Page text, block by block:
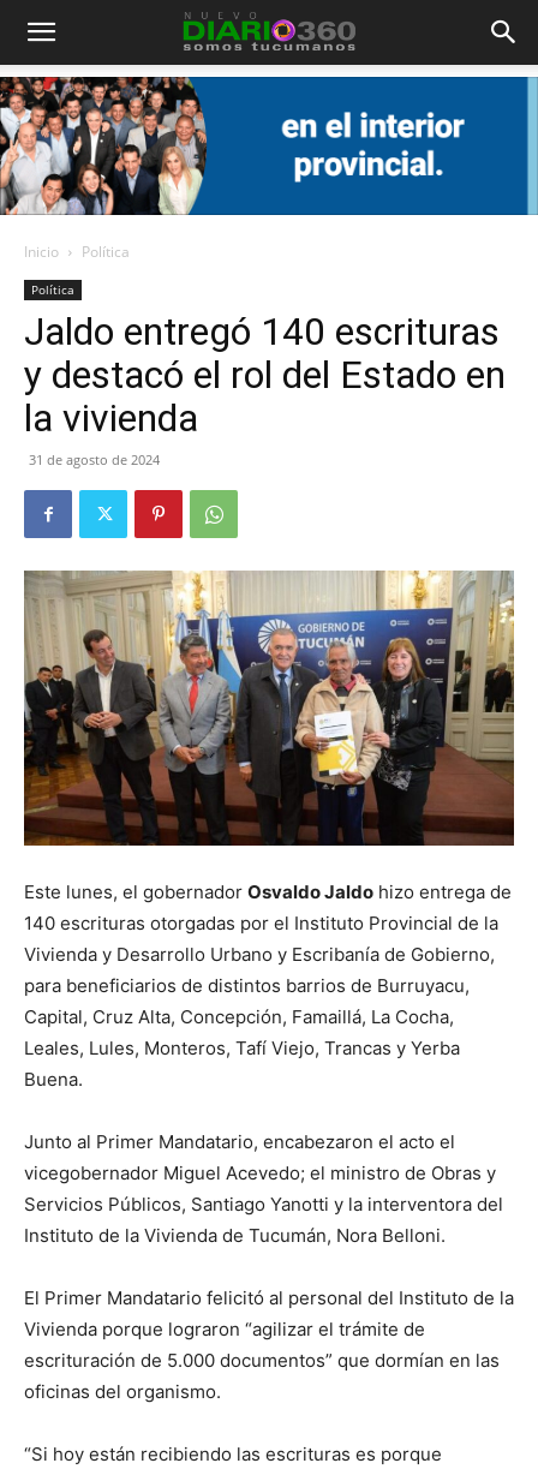
Diario
360
Inicio Política
Política
Jaldo entregó 140 escrituras
y destacó el rol del Estado en
la vivienda
31 de agosto de 2024
Este lunes, el gobernador Osvaldo Jaldo hizo entrega de
140 escrituras otorgadas por el Instituto Provincial de la
Vivienda y Desarrollo Urbano y Escribanía de Gobierno,
para beneficiarios de distintos barrios de Burruyacu,
Capital, Cruz Alta, Concepción, Famaillá, La Cocha,
Leales, Lules, Monteros, Tafí Viejo, Trancas y Yerba
Buena.
Junto al Primer Mandatario, encabezaron el acto el
vicegobernador Miguel Acevedo; el ministro de Obras y
Servicios Públicos, Santiago Yanotti y la interventora del
Instituto de la Vivienda de Tucumán, Nora Belloni.
El Primer Mandatario felicitó al personal del Instituto de la
Vivienda porque lograron “agilizar el trámite de
escrituración de 5.000 documentos” que dormían en las
oficinas del organismo.
“Si hoy están recibiendo las escrituras es porque